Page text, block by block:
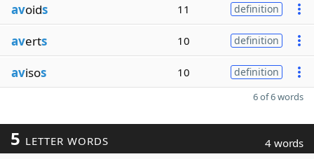
avoids 11 definition
averts 10 definition
avisos 10 definition
6 of 6 words
5 LETTER WORDS 4 words